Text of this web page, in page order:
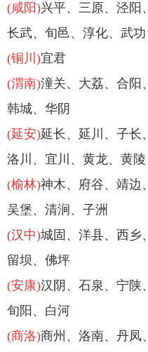
(咸阳)兴平、三原、 泾阳
长武、旬邑、淳化、武功
(铜川)宜君
(渭南)潼关、大荔、合 阳、
韩城、华阴
(延安)延长、延川、子长
洛川、宜川、黄龙、黄陵
(榆林)神木、府谷、靖边
吴堡、清涧、子洲
(汉中)城固、洋县、西乡
留坝、佛坪
(安康)汉阴、石泉、 宁陕
旬阳、白河
(商洛)商州、洛南、丹凤